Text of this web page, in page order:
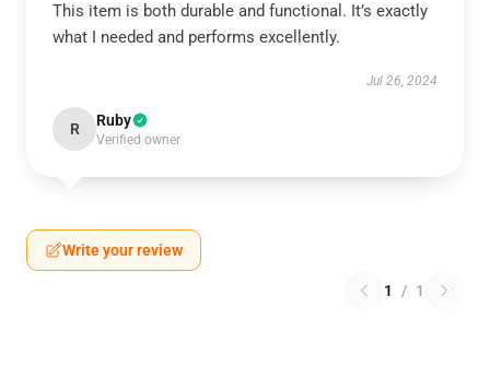
This item is both durable and functional. It’s exactly
what I needed and performs excellently.
Jul 26, 2024
R Ruby
Verified owner
Write your review
1 / 1